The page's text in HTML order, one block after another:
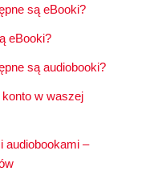
są eBooki?
eBooki?
są audiobooki?
w waszej
audiobookami –